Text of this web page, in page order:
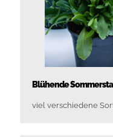
Blühende
viel verschiedene